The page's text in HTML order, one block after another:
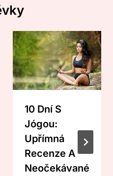
10 Dní S
Jógou:
Upřímná
Recenze A
Neočekávané